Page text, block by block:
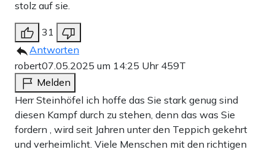
stolz auf sie.
31
Antworten
robert07.05.2025 um 14:25 Uhr 459T
Melden
Herr Steinhöfel ich hoffe das Sie stark genug sind
diesen Kampf durch zu stehen, denn das was Sie
fordern , wird seit Jahren unter den Teppich gekehrt
und verheimlicht. Viele Menschen mit den richtigen